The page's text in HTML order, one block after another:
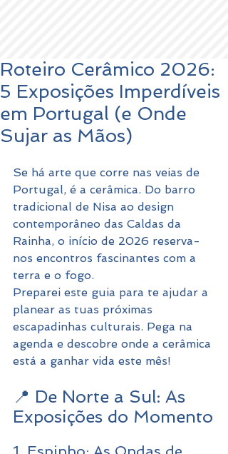
Roteiro Cerâmico 2026:
5 Exposições Imperdíveis
em Portugal (e Onde
Sujar as Mãos)
Se há arte que corre nas veias de
Portugal, é a cerâmica. Do barro
tradicional de Nisa ao design
contemporâneo das Caldas da
Rainha, o início de 2026 reserva-
nos encontros fascinantes com a
terra e o fogo.
Preparei este guia para te ajudar a
planear as tuas próximas
escapadinhas culturais. Pega na
agenda e descobre onde a cerâmica
está a ganhar vida este mês!
📍 De Norte a Sul: As
Exposições do Momento